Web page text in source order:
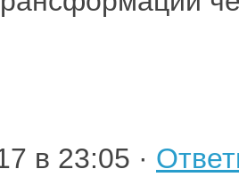
в 23:05 ·